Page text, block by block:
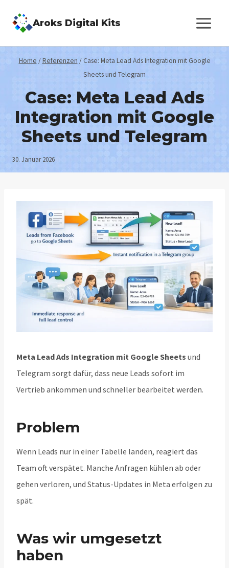
Inhalt
Aroks Digital Kits
Home / Referenzen / Case: Meta Lead Ads Integration mit Google
Sheets und Telegram
Case: Meta Lead Ads
Integration mit Google
Sheets und Telegram
30. Januar 2026
Meta Lead Ads Integration mit Google Sheets und
Telegram sorgt dafür, dass neue Leads sofort im
Vertrieb ankommen und schneller bearbeitet werden.
Problem
Wenn Leads nur in einer Tabelle landen, reagiert das
Team oft verspätet. Manche Anfragen kühlen ab oder
gehen verloren, und Status-Updates in Meta erfolgen zu
spät.
Was wir umgesetzt
haben